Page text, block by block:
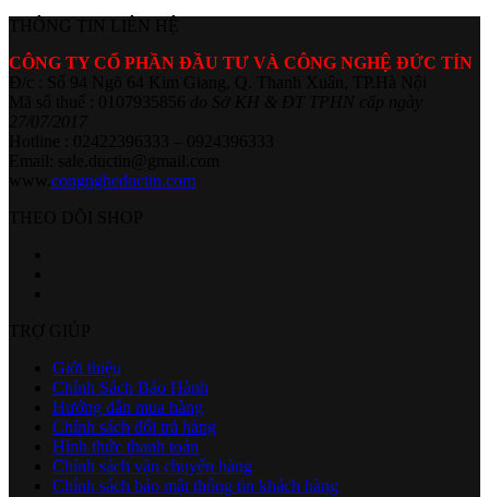
CÔNG TY CỔ PHẦN ĐẦU TƯ VÀ CÔNG NGHỆ ĐỨC TÍN
congngheductin.com
Giới thiệu
Chính Sách Bảo Hành
Hướng dẫn mua hàng
Chính sách đổi trả hàng
Hình thức thanh toán
Chính sách vận chuyển hàng
Chính sách bảo mật thông tin khách hàng